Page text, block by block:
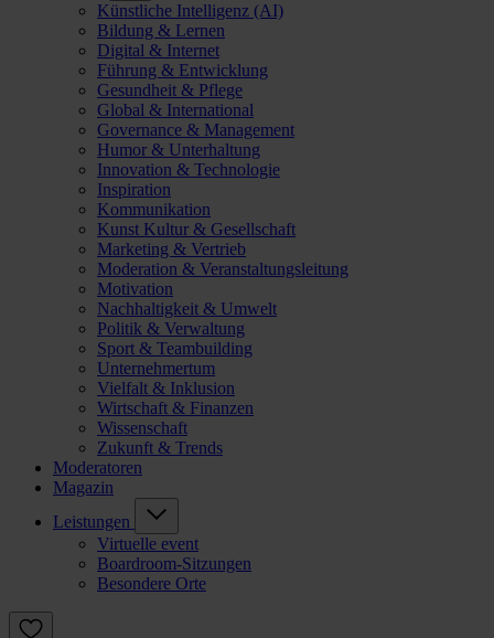
Künstliche Intelligenz (AI)
Bildung & Lernen
Digital & Internet
Führung & Entwicklung
Gesundheit & Pflege
Global & International
Governance & Management
Humor & Unterhaltung
Innovation & Technologie
Inspiration
Kommunikation
Kunst Kultur & Gesellschaft
Marketing & Vertrieb
Moderation & Veranstaltungsleitung
Motivation
Nachhaltigkeit & Umwelt
Politik & Verwaltung
Sport & Teambuilding
Unternehmertum
Vielfalt & Inklusion
Wirtschaft & Finanzen
Wissenschaft
Zukunft & Trends
Moderatoren
Magazin
Leistungen
Virtuelle event
Boardroom-Sitzungen
Besondere Orte